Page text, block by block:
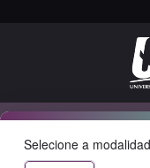
Selecione a